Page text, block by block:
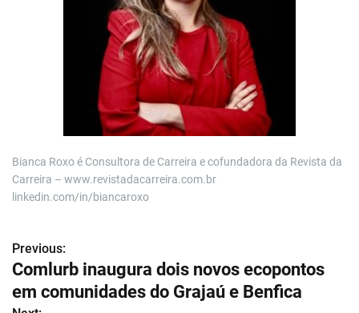
Bianca Roxo é Consultora de Carreira e cofundadora da Revista da
Carreira – www.revistadacarreira.com.br
linkedin.com/in/biancaroxo
N
a
Previous:
Comlurb inaugura dois novos ecopontos
em comunidades do Grajaú e Benfica